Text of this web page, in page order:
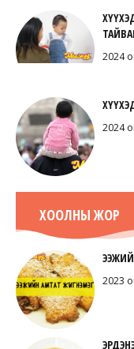
2024
2024
ХООЛНЫ ЖОР
2023